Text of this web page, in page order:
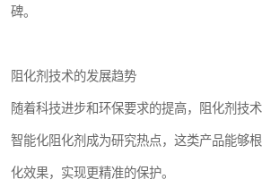
碑。
阻化剂技术的发展趋势
随着科技进步和环保要求的提高，阻化剂技
智能化阻化剂成为研究热点，这类产品能够
化效果，实现更精准的保护。